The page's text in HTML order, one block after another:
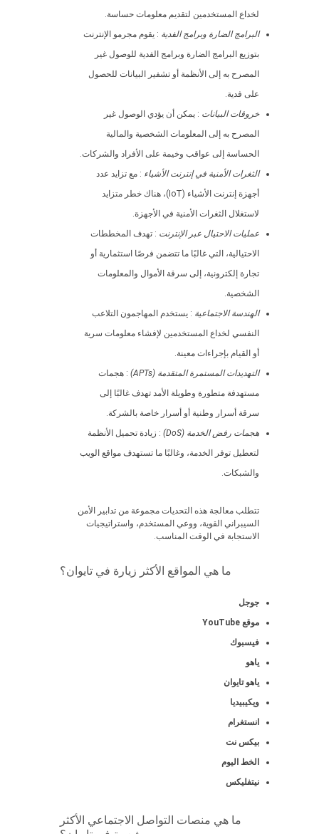
لخداع المستخدمين لتقديم معلومات حساسة.
البرامج الضارة وبرامج الفدية : يقوم مجرمو الإنترنت
بتوزيع البرامج الضارة وبرامج الفدية للوصول غير
المصرح به إلى الأنظمة أو تشفير البيانات للحصول
على فدية.
خروقات البيانات : يمكن أن يؤدي الوصول غير
المصرح به إلى المعلومات الشخصية والمالية
الحساسة إلى عواقب وخيمة على الأفراد والشركات.
الثغرات الأمنية في إنترنت الأشياء : مع تزايد عدد
أجهزة إنترنت الأشياء (IoT)، هناك خطر متزايد
لاستغلال الثغرات الأمنية في الأجهزة.
عمليات الاحتيال عبر الإنترنت : تهدف المخططات
الاحتيالية، التي غالبًا ما تتضمن فرصًا استثمارية أو
تجارة إلكترونية، إلى سرقة الأموال والمعلومات
الشخصية.
الهندسة الاجتماعية : يستخدم المهاجمون التلاعب
النفسي لخداع المستخدمين لإفشاء معلومات سرية
أو القيام بإجراءات معينة.
التهديدات المستمرة المتقدمة (APTs)
: هجمات
مستهدفة متطورة وطويلة الأمد تهدف غالبًا إلى
سرقة أسرار وطنية أو أسرار خاصة بالشركة.
هجمات رفض الخدمة (DoS)
: زيادة تحميل الأنظمة
لتعطيل توفر الخدمة، وغالبًا ما تستهدف مواقع الويب
والشبكات.
تتطلب معالجة هذه التحديات مجموعة من تدابير الأمن
السيبراني القوية، ووعي المستخدم، واستراتيجيات
الاستجابة في الوقت المناسب.
ما هي المواقع الأكثر زيارة في تايوان؟
جوجل
موقع YouTube
فيسبوك
ياهو
ياهو تايوان
ويكيبيديا
انستغرام
بيكس نت
الخط اليوم
نيتفليكس
ما هي منصات التواصل الاجتماعي الأكثر